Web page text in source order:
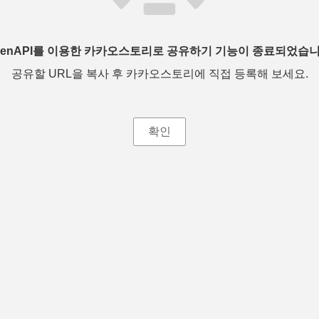
를 이용한 카카오스토리로 공유하기 기능이 종료되었습
공유할 URL을 복사 후 카카오스토리에 직접 등록해 보세요.
확인